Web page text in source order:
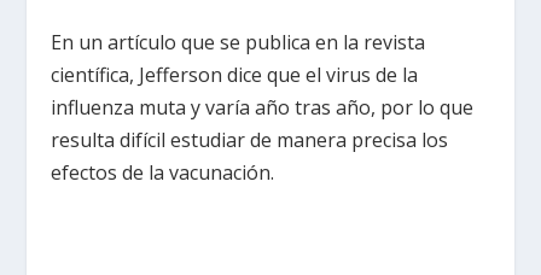
En un artículo que se publica en la revista
científica, Jefferson dice que el virus de la
influenza muta y varía año tras año, por lo que
resulta difícil estudiar de manera precisa los
efectos de la vacunación.